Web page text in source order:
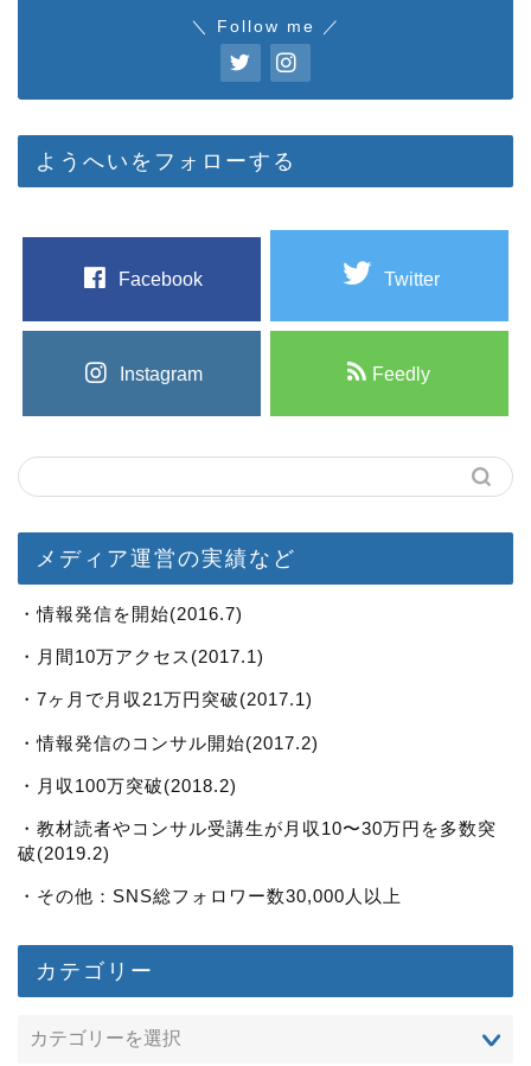
＼ Follow me ／
ようへいをフォローする
Facebook Twitter
Instagram Feedly
メディア運営の実績など
・情報発信を開始(2016.7)
・月間10万アクセス(2017.1)
・7ヶ月で月収21万円突破(2017.1)
・情報発信のコンサル開始(2017.2)
・月収100万突破(2018.2)
・教材読者やコンサル受講生が月収10〜30万円を多数突
破(2019.2)
・その他：SNS総フォロワー数30,000人以上
カテゴリー